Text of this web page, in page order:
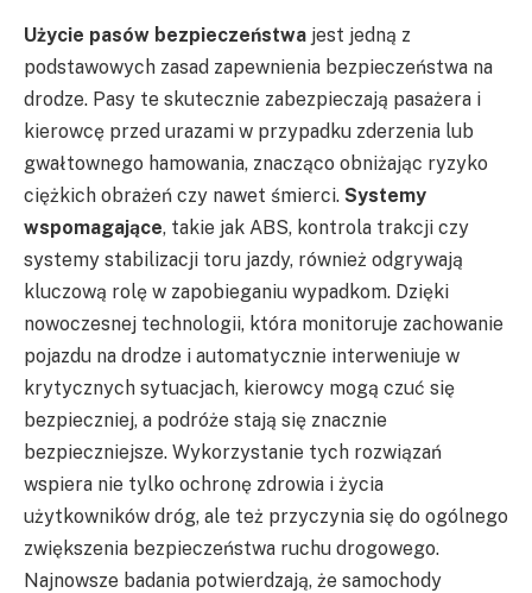
Użycie pasów bezpieczeństwa jest jedną z
podstawowych zasad zapewnienia bezpieczeństwa na
drodze. Pasy te skutecznie zabezpieczają pasażera i
kierowcę przed urazami w przypadku zderzenia lub
gwałtownego hamowania, znacząco obniżając ryzyko
ciężkich obrażeń czy nawet śmierci. Systemy
wspomagające, takie jak ABS, kontrola trakcji czy
systemy stabilizacji toru jazdy, również odgrywają
kluczową rolę w zapobieganiu wypadkom. Dzięki
nowoczesnej technologii, która monitoruje zachowanie
pojazdu na drodze i automatycznie interweniuje w
krytycznych sytuacjach, kierowcy mogą czuć się
bezpieczniej, a podróże stają się znacznie
bezpieczniejsze. Wykorzystanie tych rozwiązań
wspiera nie tylko ochronę zdrowia i życia
użytkowników dróg, ale też przyczynia się do ogólnego
zwiększenia bezpieczeństwa ruchu drogowego.
Najnowsze badania potwierdzają, że samochody